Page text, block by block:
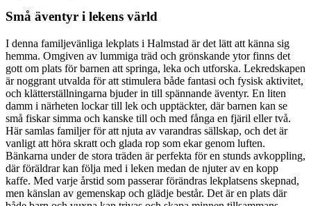
Små äventyr i lekens värld
I denna familjevänliga lekplats i Halmstad är det lätt att känna sig
hemma. Omgiven av lummiga träd och grönskande ytor finns det
gott om plats för barnen att springa, leka och utforska. Lekredskapen
är noggrant utvalda för att stimulera både fantasi och fysisk aktivitet,
och klätterställningarna bjuder in till spännande äventyr. En liten
damm i närheten lockar till lek och upptäckter, där barnen kan se
små fiskar simma och kanske till och med fånga en fjäril eller två.
Här samlas familjer för att njuta av varandras sällskap, och det är
vanligt att höra skratt och glada rop som ekar genom luften.
Bänkarna under de stora träden är perfekta för en stunds avkoppling,
där föräldrar kan följa med i leken medan de njuter av en kopp
kaffe. Med varje årstid som passerar förändras lekplatsens skepnad,
men känslan av gemenskap och glädje består. Det är en plats där